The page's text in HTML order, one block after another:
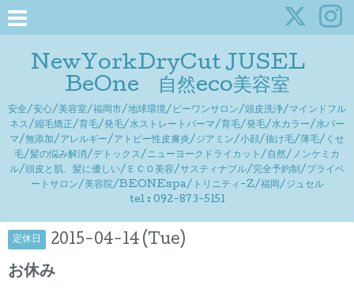
NewYorkDryCut JUSEL
BeOne 自然eco美容室
安全/安心/美容室/福岡市/地球環境/ビーワンサロン/頭皮洗浄/マインドフル
ネス/縮毛矯正/育毛/発毛/水ストレートパーマ/育毛/発毛/水カラー/水パー
マ/無添加/アレルギー/アトピー性皮膚炎/ジアミン/小顔/抜け毛/薄毛/くせ
毛/髪の悩み解消/デトックス/ニューヨークドライカット/自然/ノンケミカ
ル/頭皮と肌、髪に優しい/ＥＣＯ美容/サスティナブル/完全予約制/プライベ
ートサロン/美容院/BEONEspa/トリニティ-Z/福岡/ジュセル
tel : 092-873-5151
定休日 2015-04-14 (Tue)
お休み